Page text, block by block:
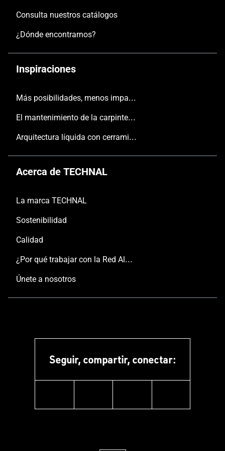
puedes optar por barandillas de aluminio con
relleno de cruz de San Andrés para un aspecto
prefieras.
Consulta nuestros catálogos
¿Dónde encontrarnos?
Inspiraciones
Más posibilidades, menos impacto
El mantenimiento de la carpintería
Arquitectura líquida con cerramientos TECHNAL
Acerca de TECHNAL
La marca TECHNAL
Sostenibilidad
Calidad
¿Por qué trabajar con la Red Aluminier TECHNAL?
Únete a nosotros
Seguir, compartir, conectar: